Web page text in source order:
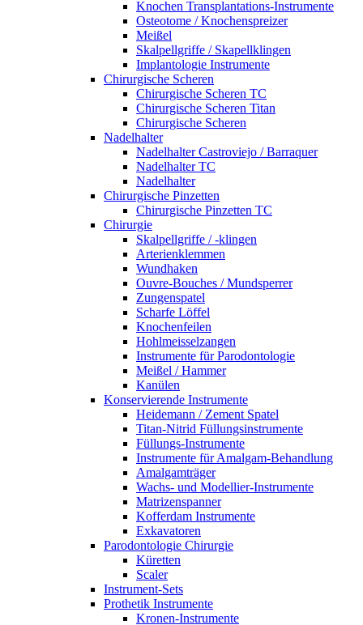
Knochen Transplantations-Instrumente
Osteotome / Knochenspreizer
Meißel
Skalpellgriffe / Skapellklingen
Implantologie Instrumente
Chirurgische Scheren
Chirurgische Scheren TC
Chirurgische Scheren Titan
Chirurgische Scheren
Nadelhalter
Nadelhalter Castroviejo / Barraquer
Nadelhalter TC
Nadelhalter
Chirurgische Pinzetten
Chirurgische Pinzetten TC
Chirurgie
Skalpellgriffe / -klingen
Arterienklemmen
Wundhaken
Ouvre-Bouches / Mundsperrer
Zungenspatel
Scharfe Löffel
Knochenfeilen
Hohlmeisselzangen
Instrumente für Parodontologie
Meißel / Hammer
Kanülen
Konservierende Instrumente
Heidemann / Zement Spatel
Titan-Nitrid Füllungsinstrumente
Füllungs-Instrumente
Instrumente für Amalgam-Behandlung
Amalgamträger
Wachs- und Modellier-Instrumente
Matrizenspanner
Kofferdam Instrumente
Exkavatoren
Parodontologie Chirurgie
Küretten
Scaler
Instrument-Sets
Prothetik Instrumente
Kronen-Instrumente